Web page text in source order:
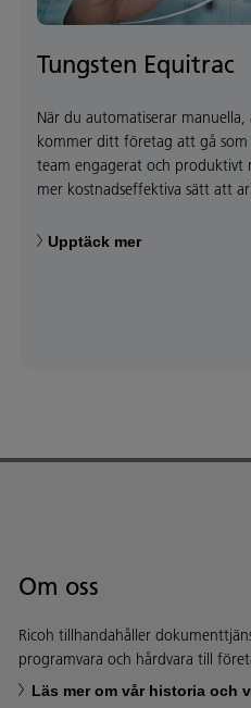
Tungsten Equitrac
När du automatiserar
kommer ditt företag att gå
team engagerat och produktivt
mer kostnadseffektiva sätt att
Upptäck mer
Om oss
Ricoh tillhandahåller
programvara och hårdvara till
Läs mer om vår historia och